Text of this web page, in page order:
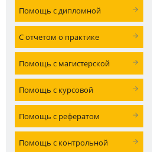
Помощь с дипломной
С отчетом о практике
Помощь с магистерской
Помощь с курсовой
Помощь с рефератом
Помощь с контрольной